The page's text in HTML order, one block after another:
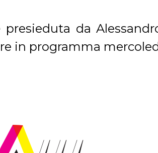
da
in programma